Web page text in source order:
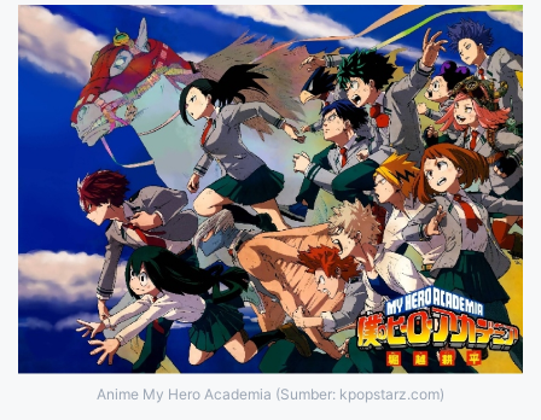
Anime My Hero Academia (Sumber: kpopstarz.com)